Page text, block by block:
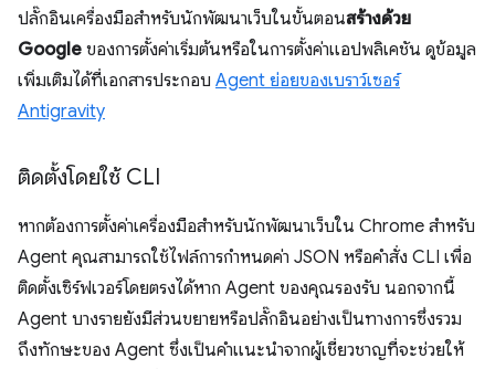
ปลั๊กอินเครื่องมือสำหรับนักพัฒนาเว็บในขั้นตอนสร้างด้วย
Google ของการตั้งค่าเริ่มต้นหรือในการตั้งค่าแอปพลิเคชัน ดูข้อมูล
เพิ่มเติมได้ที่เอกสารประกอบ Agent ย่อยของเบราว์เซอร์
Antigravity
ติดตั้งโดยใช้ CLI
หากต้องการตั้งค่าเครื่องมือสำหรับนักพัฒนาเว็บใน Chrome สำหรับ
Agent คุณสามารถใช้ไฟล์การกำหนดค่า JSON หรือคำสั่ง CLI เพื่อ
ติดตั้งเซิร์ฟเวอร์โดยตรงได้หาก Agent ของคุณรองรับ นอกจากนี้
Agent บางรายยังมีส่วนขยายหรือปลั๊กอินอย่างเป็นทางการซึ่งรวม
ถึงทักษะของ Agent ซึ่งเป็นคำแนะนำจากผู้เชี่ยวชาญที่จะช่วยให้